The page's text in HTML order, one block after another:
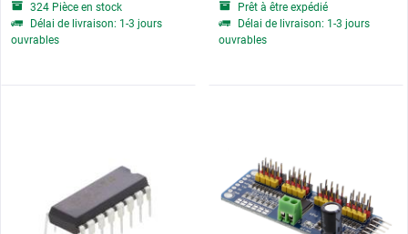
324 Pièce en stock
Délai de livraison: 1-3 jours
ouvrables
Prêt à être expédié
Délai de livraison: 1-3 jours
ouvrables